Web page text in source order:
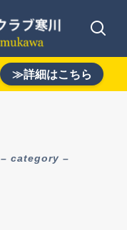
≫詳細はこちら
– category –